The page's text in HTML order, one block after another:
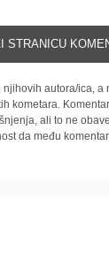
STRANICU
autora/ica,
kometara.
ali to ne
da među